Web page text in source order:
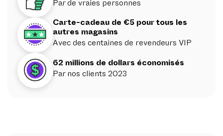
Par de vraies personnes
Carte-cadeau de €5 pour tous les
autres magasins
Avec des centaines de revendeurs VIP
62 millions de dollars économisés
Par nos clients 2023